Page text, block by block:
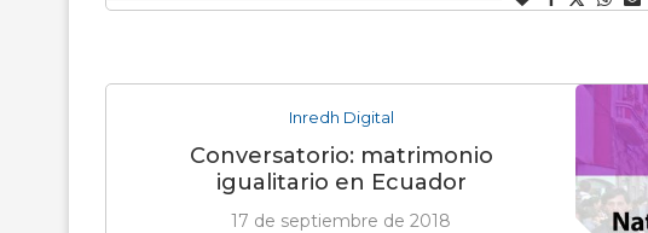
Inredh Digital
Conversatorio: matrimonio
igualitario en Ecuador
17 de septiembre de 2018